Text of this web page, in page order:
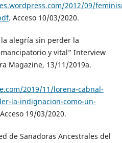
2012/09/
. Acceso 10/03/2020.
la alegría sin perder la
y vital” Interview
Magazine, 13/11/2019a.
2019/11/lorena-cabnal-
la-indignacion-como-un-
19/03/2020.
de Sanadoras Ancestrales del